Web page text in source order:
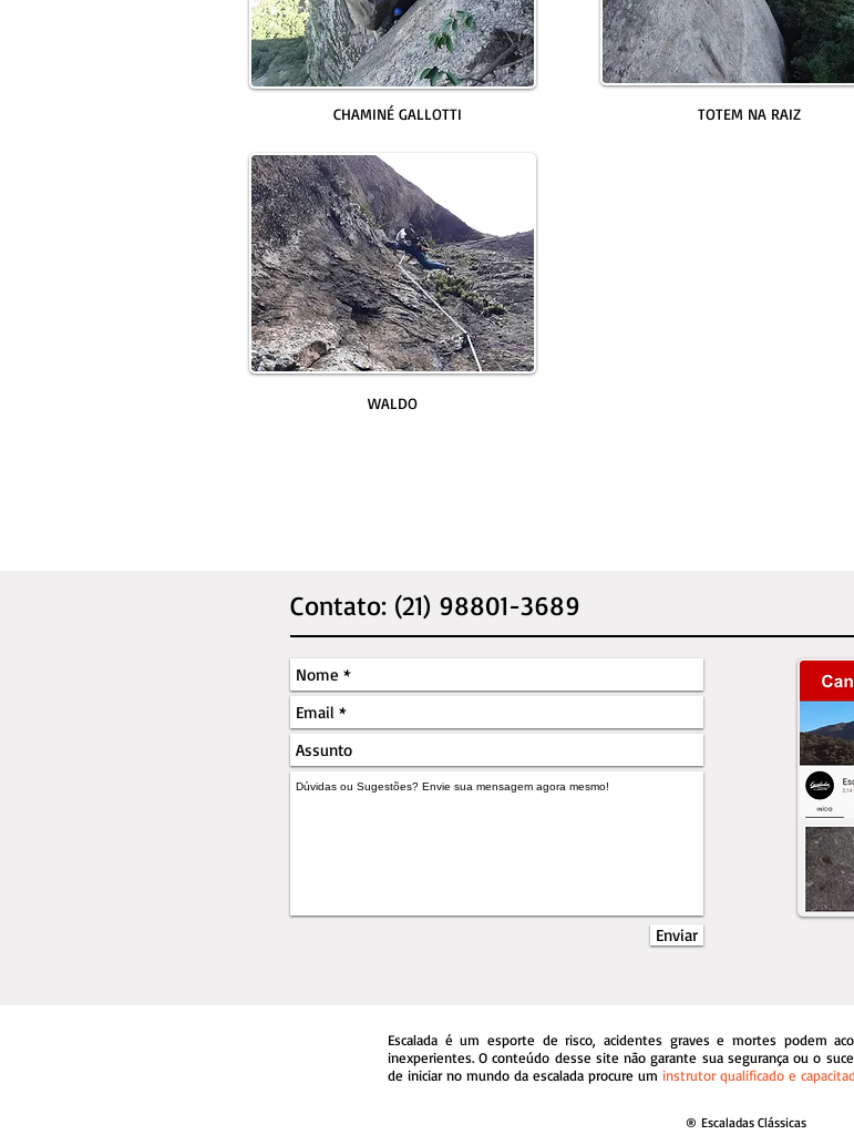
CHAMINÉ GALLOTTI TOTEM NA RAIZ
WALDO
Contato: (21) 98801-3689
Enviar
Escalada é um esporte de risco, acidentes graves e mortes podem
inexperientes.O conteúdo desse site não garante sua segurança ou o
de iniciar no mundo da escalada procure um instrutor qualificado e
® Escaladas Clássicas